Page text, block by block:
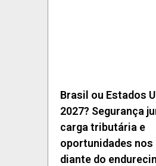
Brasil ou Estados
2027? Segurança
carga tributária e
oportunidades nos
diante do